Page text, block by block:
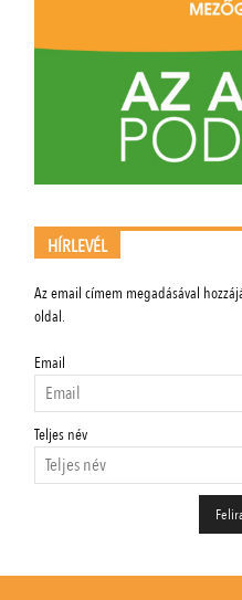
HÍRLEVÉL
Az email címem megadásával
oldal.
Email
Teljes név